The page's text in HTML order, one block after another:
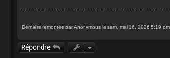
e
Dernière remontée par Anonymous le sam. mai 16, 2026 5:19 pm.
Répondre